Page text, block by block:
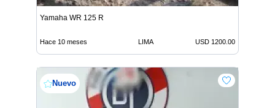
Yamaha WR 125 R
Hace 10 meses LIMA USD 1200.00
Nuevo